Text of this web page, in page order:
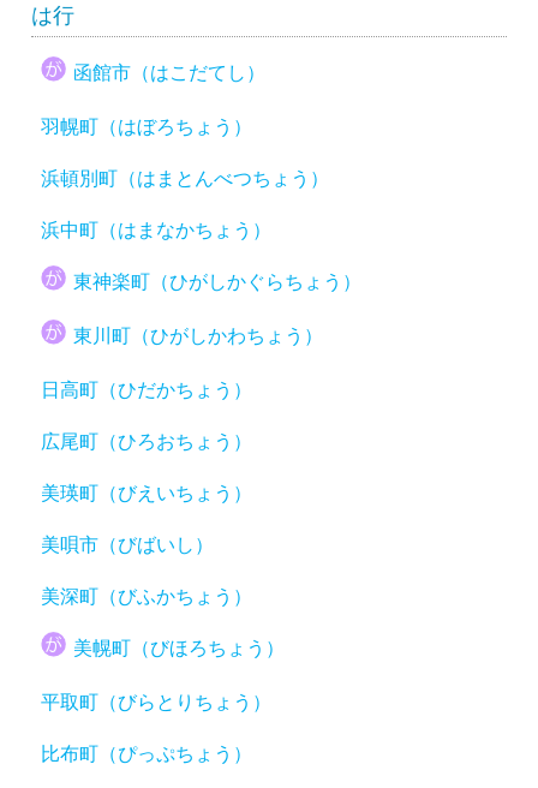
は行
函館市（はこだてし）
羽幌町（はぼろちょう）
浜頓別町（はまとんべつちょう）
浜中町（はまなかちょう）
東神楽町（ひがしかぐらちょう）
東川町（ひがしかわちょう）
日高町（ひだかちょう）
広尾町（ひろおちょう）
美瑛町（びえいちょう）
美唄市（びばいし）
美深町（びふかちょう）
美幌町（びほろちょう）
平取町（びらとりちょう）
比布町（ぴっぷちょう）